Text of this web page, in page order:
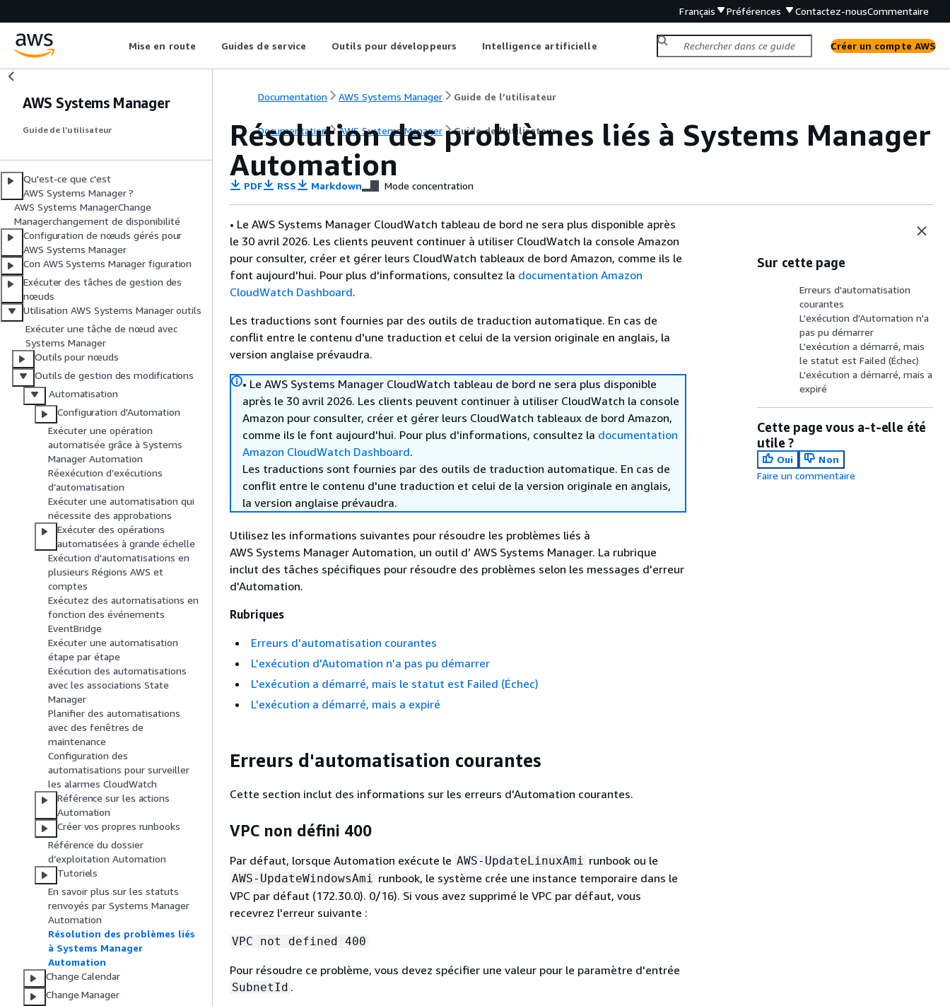
Français Préférences Contactez-nousCommentaire
Mise en route Guides de service Outils pour développeurs Intelligence artificielle Créer un compte AWS
AWS Systems Manager
Guide de l’utilisateur
Qu'est-ce que c'est
AWS Systems Manager ?
AWS Systems ManagerChange
Managerchangement de disponibilité
Configuration de nœuds gérés pour
AWS Systems Manager
Con AWS Systems Manager figuration
Exécuter des tâches de gestion des
nœuds
Utilisation AWS Systems Manager outils
Exécuter une tâche de nœud avec
Systems Manager
Outils pour nœuds
Outils de gestion des modifications
Automatisation
Configuration d'Automation
Exécuter une opération
automatisée grâce à Systems
Manager Automation
Réexécution d’exécutions
d’automatisation
Exécuter une automatisation qui
nécessite des approbations
Exécuter des opérations
automatisées à grande échelle
Exécution d'automatisations en
plusieurs Régions AWS et
comptes
Exécutez des automatisations en
fonction des événements
EventBridge
Exécuter une automatisation
étape par étape
Exécution des automatisations
avec les associations State
Manager
Planifier des automatisations
avec des fenêtres de
maintenance
Configuration des
automatisations pour surveiller
les alarmes CloudWatch
Référence sur les actions
Automation
Créer vos propres runbooks
Référence du dossier
d’exploitation Automation
Tutoriels
En savoir plus sur les statuts
renvoyés par Systems Manager
Automation
Résolution des problèmes liés
à Systems Manager
Automation
Change Calendar
Change Manager
Documentation AWS Systems Manager Guide de l’utilisateur
Documentation AWS Systems Manager Guide de l’utilisateur
Résolution des problèmes liés à Systems Manager
Automation
PDF RSS Markdown Mode concentration
• Le AWS Systems Manager CloudWatch tableau de bord ne sera plus disponible après
le 30 avril 2026. Les clients peuvent continuer à utiliser CloudWatch la console Amazon
pour consulter, créer et gérer leurs CloudWatch tableaux de bord Amazon, comme ils le
font aujourd'hui. Pour plus d'informations, consultez la documentation Amazon
CloudWatch Dashboard.
Les traductions sont fournies par des outils de traduction automatique. En cas de
conflit entre le contenu d'une traduction et celui de la version originale en anglais, la
version anglaise prévaudra.
• Le AWS Systems Manager CloudWatch tableau de bord ne sera plus disponible
après le 30 avril 2026. Les clients peuvent continuer à utiliser CloudWatch la console
Amazon pour consulter, créer et gérer leurs CloudWatch tableaux de bord Amazon,
comme ils le font aujourd'hui. Pour plus d'informations, consultez la documentation
Amazon CloudWatch Dashboard.
Les traductions sont fournies par des outils de traduction automatique. En cas de
conflit entre le contenu d'une traduction et celui de la version originale en anglais,
la version anglaise prévaudra.
Utilisez les informations suivantes pour résoudre les problèmes liés à
AWS Systems Manager Automation, un outil d’ AWS Systems Manager. La rubrique
inclut des tâches spécifiques pour résoudre des problèmes selon les messages d'erreur
d'Automation.
Rubriques
Erreurs d'automatisation courantes
L'exécution d'Automation n'a pas pu démarrer
L'exécution a démarré, mais le statut est Failed (Échec)
L'exécution a démarré, mais a expiré
Erreurs d'automatisation courantes
Cette section inclut des informations sur les erreurs d'Automation courantes.
VPC non défini 400
Par défaut, lorsque Automation exécute le AWS-UpdateLinuxAmi runbook ou le
AWS-UpdateWindowsAmi
runbook, le système crée une instance temporaire dans le
VPC par défaut (172.30.0). 0/16). Si vous avez supprimé le VPC par défaut, vous
recevrez l'erreur suivante :
VPC not defined 400
Pour résoudre ce problème, vous devez spécifier une valeur pour le paramètre d'entrée
SubnetId .
Sur cette page
Erreurs d'automatisation
courantes
L'exécution d'Automation n'a
pas pu démarrer
L'exécution a démarré, mais
le statut est Failed (Échec)
L'exécution a démarré, mais a
expiré
Cette page vous a-t-elle été
utile ?
Oui
Non
Faire un commentaire